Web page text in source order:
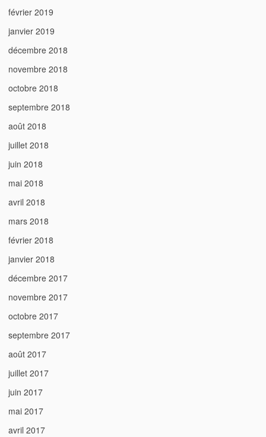
février 2019
janvier 2019
décembre 2018
novembre 2018
octobre 2018
septembre 2018
août 2018
juillet 2018
juin 2018
mai 2018
avril 2018
mars 2018
février 2018
janvier 2018
décembre 2017
novembre 2017
octobre 2017
septembre 2017
août 2017
juillet 2017
juin 2017
mai 2017
avril 2017